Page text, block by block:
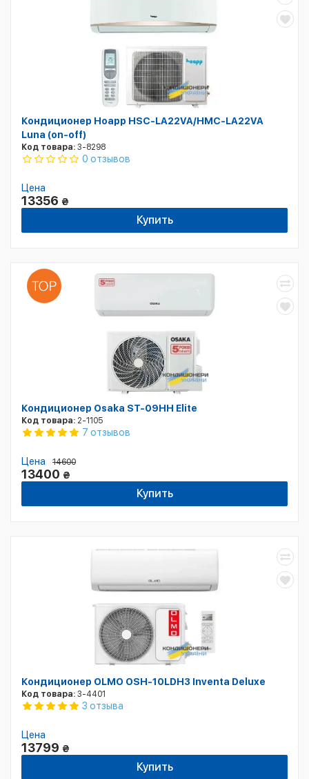
Кондиционер Hoapp HSC-LA22VA/HMC-LA22VA
Luna (on-off)
Код товара: 3-8298
0 отзывов
Цена
13356 ₴
Купить
Кондиционер Osaka ST-09HH Elite
Код товара: 2-1105
7 отзывов
Цена 14600
13400 ₴
Купить
Кондиционер OLMO OSH-10LDH3 Inventa Deluxe
Код товара: 3-4401
3 отзыва
Цена
13799 ₴
Купить